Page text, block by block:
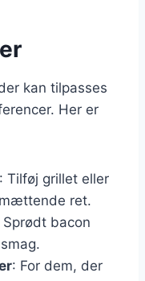
kan tilpasses
Her er
: Tilføj grillet eller
ret.
Sprødt bacon
: For dem, der